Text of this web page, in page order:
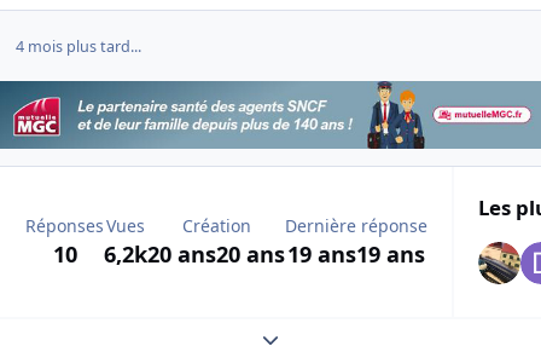
4 mois plus tard...
Réponses
10
Vues
6,2k
Création
20 ans20 ans
Dernière réponse
19 ans19 ans
Les
Expand topic overview